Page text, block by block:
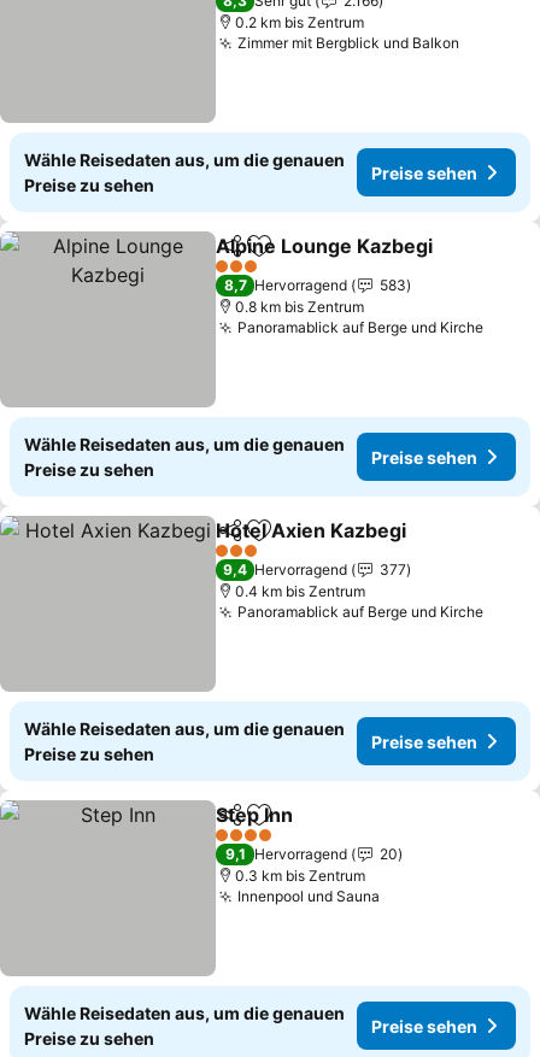
0.2 km bis Zentrum
Zimmer mit Bergblick und Balkon
Wähle Reisedaten aus, um die genauen
Preise zu sehen
Preise sehen
TeilenZu Favoriten hinzufügen
Alpine Lounge Kazbegi
3 Sterne
8,7 Hervorragend
583
0.8 km bis Zentrum
Panoramablick auf Berge und Kirche
Wähle Reisedaten aus, um die genauen
Preise zu sehen
Preise sehen
TeilenZu Favoriten hinzufügen
Hotel Axien Kazbegi
3 Sterne
9,4 Hervorragend
377
0.4 km bis Zentrum
Panoramablick auf Berge und Kirche
Wähle Reisedaten aus, um die genauen
Preise zu sehen
Preise sehen
TeilenZu Favoriten hinzufügen
Step Inn
4 Sterne
9,1 Hervorragend
20
0.3 km bis Zentrum
Innenpool und Sauna
Wähle Reisedaten aus, um die genauen
Preise zu sehen
Preise sehen